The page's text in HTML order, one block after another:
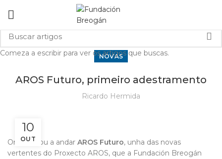
NOVAS
AROS Futuro, primeiro adestramento
Ricardo Hermida
10
OUT
Onte botou a andar AROS Futuro, unha das novas
vertentes do Proxecto AROS, que a Fundación Breogán
Comeza a escribir para ver os artigos que buscas.